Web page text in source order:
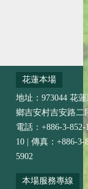
花蓮本場
地址：973044 花
鄉吉安村吉安路二
電話：+886-3-852-
10 | 傳真：+886-3-
5902
本場服務專線